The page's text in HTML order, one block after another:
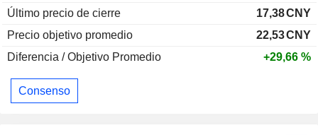
Último precio de cierre
17,38CNY
Precio objetivo promedio
22,53CNY
Diferencia / Objetivo Promedio
+29,66 %
Consenso